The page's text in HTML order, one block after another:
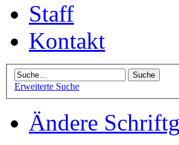
Staff
Kontakt
Erweiterte Suche
Ändere